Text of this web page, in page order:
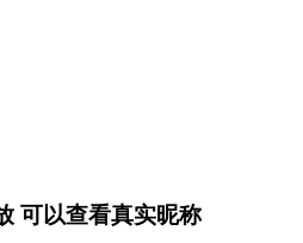
可以查看真实昵称